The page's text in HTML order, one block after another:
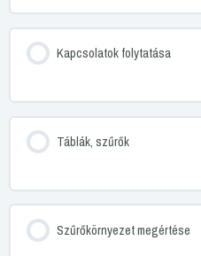
Kapcsolatok folytatása
Táblák, szűrők
Szűrőkörnyezet megértése